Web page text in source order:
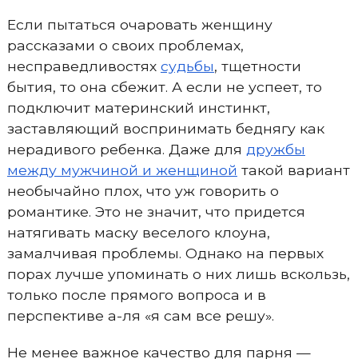
Если пытаться очаровать женщину
рассказами о своих проблемах,
несправедливостях судьбы, тщетности
бытия, то она сбежит. А если не успеет, то
подключит материнский инстинкт,
заставляющий воспринимать беднягу как
нерадивого ребенка. Даже для дружбы
между мужчиной и женщиной такой вариант
необычайно плох, что уж говорить о
романтике. Это не значит, что придется
натягивать маску веселого клоуна,
замалчивая проблемы. Однако на первых
порах лучше упоминать о них лишь вскользь,
только после прямого вопроса и в
перспективе а-ля «я сам все решу».
Не менее важное качество для парня —